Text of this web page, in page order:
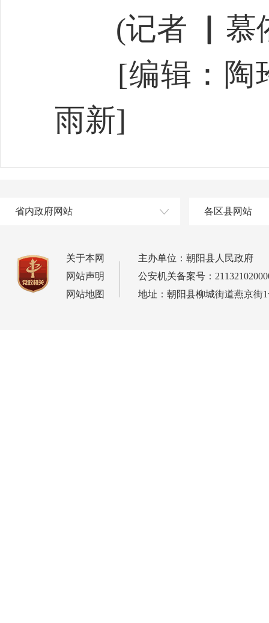
(记者 ▏慕
[编辑：陶
雨新]
省内政府网站 各区县网站
关于本网
网站声明
网站地图
主办单位：朝阳县人民政府
公安机关备案号：
地址：朝阳县柳城街道燕京街